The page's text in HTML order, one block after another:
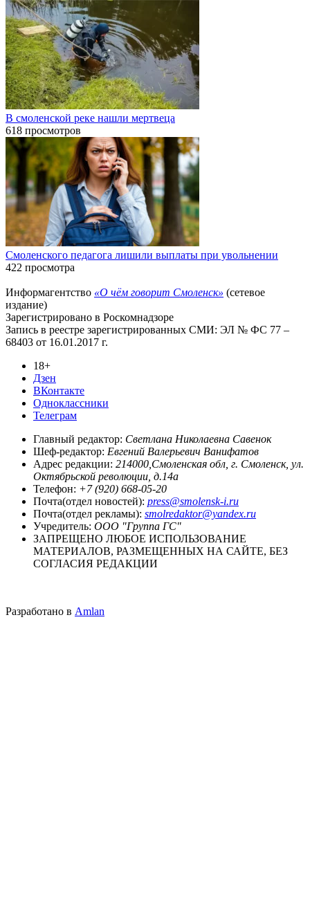
В смоленской реке нашли мертвеца
618 просмотров
Смоленского педагога лишили выплаты при увольнении
422 просмотра
Информагентство «О чём говорит Смоленск» (сетевое
издание)
Зарегистрировано в Роскомнадзоре
Запись в реестре зарегистрированных СМИ: ЭЛ № ФС 77 –
68403 от 16.01.2017 г.
18+
Дзен
ВКонтакте
Одноклассники
Телеграм
Главный редактор: Светлана Николаевна Савенок
Шеф-редактор: Евгений Валерьевич Ванифатов
Адрес редакции: 214000,Смоленская обл, г. Смоленск, ул.
Октябрьской революции, д.14а
Телефон: +7 (920) 668-05-20
Почта(отдел новостей): press@smolensk-i.ru
Почта(отдел рекламы): smolredaktor@yandex.ru
Учредитель: ООО "Группа ГС"
ЗАПРЕЩЕНО ЛЮБОЕ ИСПОЛЬЗОВАНИЕ
МАТЕРИАЛОВ, РАЗМЕЩЕННЫХ НА САЙТЕ, БЕЗ
СОГЛАСИЯ РЕДАКЦИИ
Разработано в Amlan